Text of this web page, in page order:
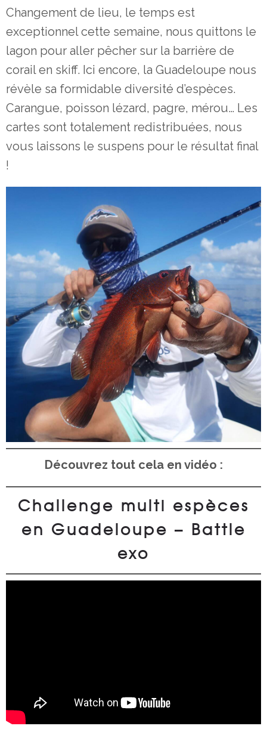
Changement de lieu, le temps est
exceptionnel cette semaine, nous quittons le
lagon pour aller pêcher sur la barrière de
corail en skiff. Ici encore, la Guadeloupe nous
révèle sa formidable diversité d’espèces.
Carangue, poisson lézard, pagre, mérou… Les
cartes sont totalement redistribuées, nous
vous laissons le suspens pour le résultat final
!
Découvrez tout cela en vidéo :
Challenge multi espèces
en Guadeloupe – Battle
exo